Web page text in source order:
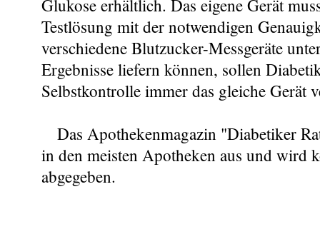
Glukose erhältlich. Das eigene Gerät
Testlösung mit der notwendigen
verschiedene Blutzucker-Messgeräte
Ergebnisse liefern können, sollen
Selbstkontrolle immer das gleiche Gerät
Das Apothekenmagazin "Diabetiker
in den meisten Apotheken aus und wird
abgegeben.